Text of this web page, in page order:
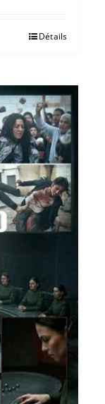
Détails